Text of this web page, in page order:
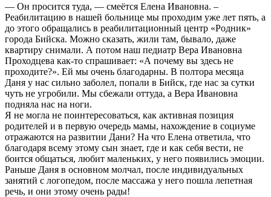
— Он просится туда, — смеётся Елена Ивановна. –
Реабилитацию в нашей больнице мы проходим уже лет пять, а
до этого обращались в реабилитационный центр «Родник»
города Бийска. Можно сказать, жили там, бывало, даже
квартиру снимали. А потом наш педиатр Вера Ивановна
Проходцева как-то спрашивает: «А почему вы здесь не
проходите?». Ей мы очень благодарны. В полтора месяца
Даня у нас сильно заболел, попали в Бийск, где нас за сутки
чуть не угробили. Мы сбежали оттуда, а Вера Ивановна
подняла нас на ноги.
Я не могла не поинтересоваться, как активная позиция
родителей и в первую очередь мамы, нахождение в социуме
отражаются на развитии Дани? На что Елена ответила, что
благодаря всему этому сын знает, где и как себя вести, не
боится общаться, любит маленьких, у него появились эмоции.
Раньше Даня в основном молчал, после индивидуальных
занятий с логопедом, после массажа у него пошла лепетная
речь, и они этому очень рады!